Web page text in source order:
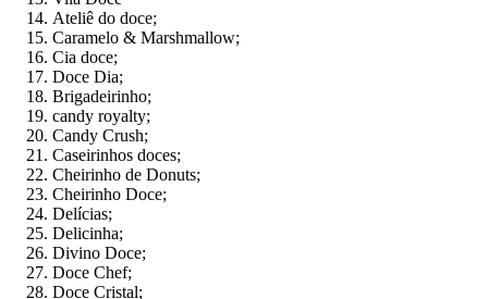
Ateliê do doce;
Caramelo & Marshmallow;
Cia doce;
Doce Dia;
Brigadeirinho;
candy royalty;
Candy Crush;
Caseirinhos doces;
Cheirinho de Donuts;
Cheirinho Doce;
Delícias;
Delicinha;
Divino Doce;
Doce Chef;
Doce Cristal;